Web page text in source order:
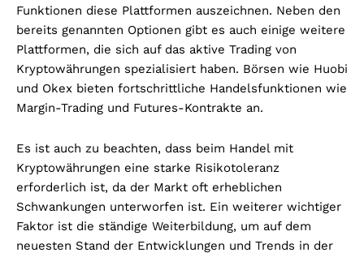
Funktionen diese Plattformen auszeichnen. Neben den
bereits genannten Optionen gibt es auch einige weitere
Plattformen, die sich auf das aktive Trading von
Kryptowährungen spezialisiert haben. Börsen wie Huobi
und Okex bieten fortschrittliche Handelsfunktionen wie
Margin-Trading und Futures-Kontrakte an.
Es ist auch zu beachten, dass beim Handel mit
Kryptowährungen eine starke Risikotoleranz
erforderlich ist, da der Markt oft erheblichen
Schwankungen unterworfen ist. Ein weiterer wichtiger
Faktor ist die ständige Weiterbildung, um auf dem
neuesten Stand der Entwicklungen und Trends in der